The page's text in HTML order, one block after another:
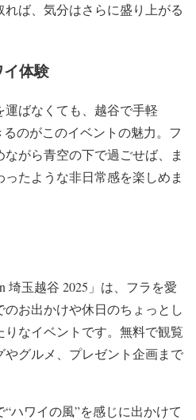
ば、気分はさらに盛り上がる
体験
ばなくても、越谷で手軽
のがこのイベントの魅力。フ
がら青空の下で過ごせば、ま
たような非日常感を楽しめま
埼玉越谷 2025」は、フラを愛
お出かけや休日のちょっとし
なイベントです。無料で観覧
グルメ、プレゼント企画まで
ハワイの風”を感じに出かけて